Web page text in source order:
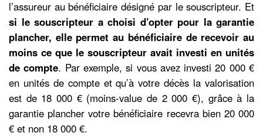
l’assureur au bénéficiaire désigné par le souscripteur. Et
si le souscripteur a choisi d’opter pour la garantie
plancher, elle permet au bénéficiaire de recevoir au
moins ce que le souscripteur avait investi en unités
de compte. Par exemple, si vous avez investi 20 000 €
en unités de compte et qu’à votre décès la valorisation
est de 18 000 € (moins-value de 2 000 €), grâce à la
garantie plancher votre bénéficiaire recevra bien 20 000
€ et non 18 000 €.